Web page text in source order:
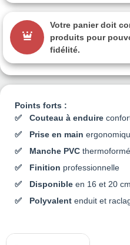
Points forts :
Couteau à enduire
Prise en main
Manche PVC thermoformé
Finition professionnelle
Disponible en 16 et 20 cm
Polyvalent enduit et
Votre panier doit
produits pour
fidélité.